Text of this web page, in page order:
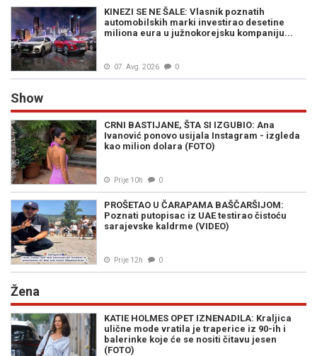
KINEZI SE NE ŠALE: Vlasnik poznatih
automobilskih marki investirao desetine
miliona eura u južnokorejsku kompaniju...
07. Avg. 2026 0
Show
CRNI BASTIJANE, ŠTA SI IZGUBIO: Ana
Ivanović ponovo usijala Instagram - izgleda
kao milion dolara (FOTO)
Prije 10h 0
PROŠETAO U ČARAPAMA BAŠČARŠIJOM:
Poznati putopisac iz UAE testirao čistoću
sarajevske kaldrme (VIDEO)
Prije 12h 0
Žena
KATIE HOLMES OPET IZNENADILA: Kraljica
ulične mode vratila je traperice iz 90-ih i
balerinke koje će se nositi čitavu jesen
(FOTO)